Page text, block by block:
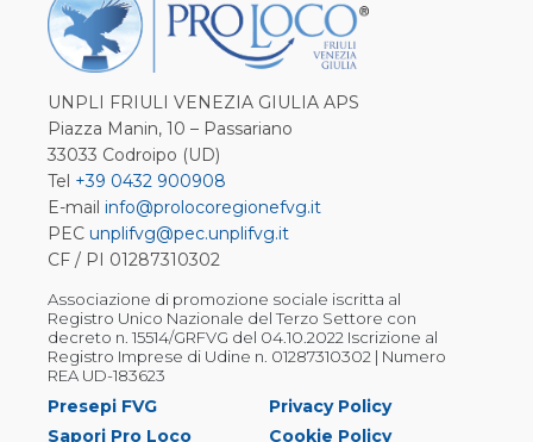
UNPLI FRIULI VENEZIA GIULIA APS
Piazza Manin, 10 – Passariano
33033 Codroipo (UD)
Tel +39 0432 900908
E-mail info@prolocoregionefvg.it
PEC unplifvg@pec.unplifvg.it
CF / PI 01287310302
Associazione di promozione sociale iscritta al
Registro Unico Nazionale del Terzo Settore con
decreto n. 15514/GRFVG del 04.10.2022 Iscrizione al
Registro Imprese di Udine n. 01287310302 | Numero
REA UD-183623
Presepi FVG
Sapori Pro Loco
Privacy Policy
Cookie Policy